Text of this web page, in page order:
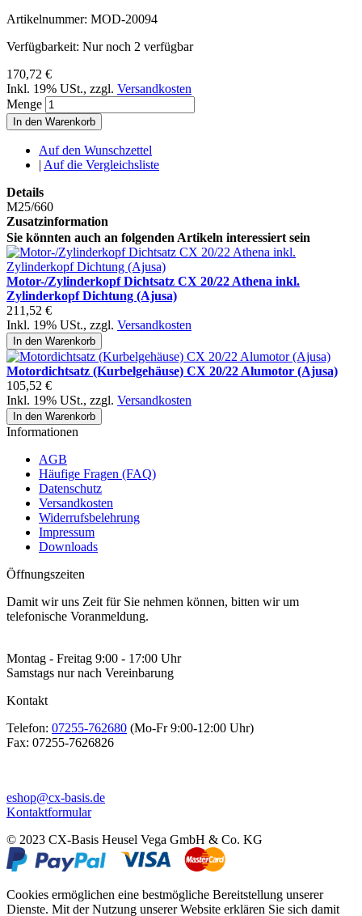
Artikelnummer: MOD-20094
Verfügbarkeit: Nur noch 2 verfügbar
170,72 €
Inkl. 19% USt., zzgl. Versandkosten
Menge
In den Warenkorb
Auf den Wunschzettel
| Auf die Vergleichsliste
Details
M25/660
Zusatzinformation
Sie könnten auch an folgenden Artikeln interessiert sein
Motor-/Zylinderkopf Dichtsatz CX 20/22 Athena inkl.
Zylinderkopf Dichtung (Ajusa)
211,52 €
Inkl. 19% USt., zzgl. Versandkosten
In den Warenkorb
Motordichtsatz (Kurbelgehäuse) CX 20/22 Alumotor (Ajusa)
105,52 €
Inkl. 19% USt., zzgl. Versandkosten
In den Warenkorb
Informationen
AGB
Häufige Fragen (FAQ)
Datenschutz
Versandkosten
Widerrufsbelehrung
Impressum
Downloads
Öffnungszeiten
Damit wir uns Zeit für Sie nehmen können, bitten wir um
telefonische Voranmeldung.
Montag - Freitag 9:00 - 17:00 Uhr
Samstags nur nach Vereinbarung
Kontakt
Telefon: 07255-762680 (Mo-Fr 9:00-12:00 Uhr)
Fax: 07255-7626826
eshop@cx-basis.de
Kontaktformular
© 2023 CX-Basis Heusel Vega GmbH & Co. KG
Cookies ermöglichen eine bestmögliche Bereitstellung unserer
Dienste. Mit der Nutzung unserer Website erklären Sie sich damit